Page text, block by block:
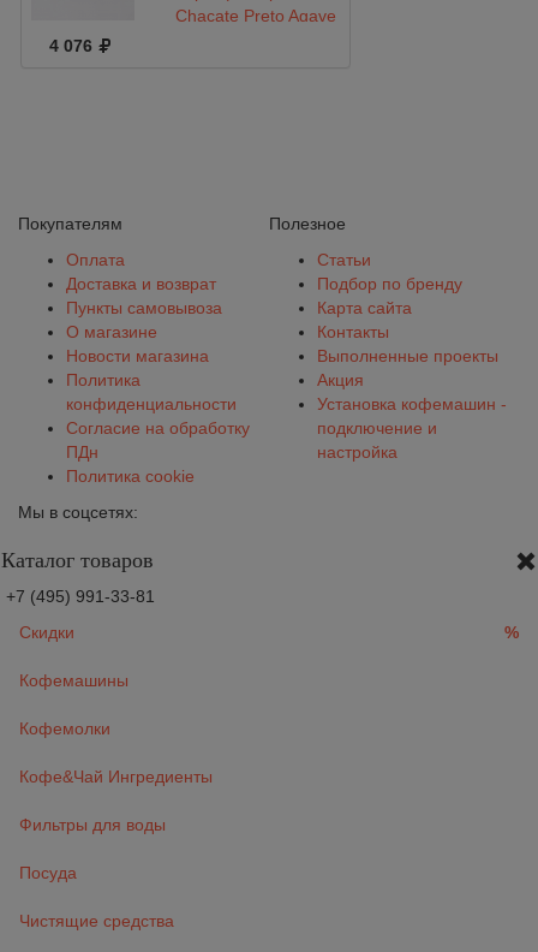
Chacate Preto Agave
4 076
Покупателям
Оплата
Доставка и возврат
Пункты самовывоза
О магазине
Новости магазина
Политика
конфиденциальности
Согласие на обработку
ПДн
Политика cookie
Полезное
Статьи
Подбор по бренду
Карта сайта
Контакты
Выполненные проекты
Акция
Установка кофемашин -
подключение и
настройка
Мы в соцсетях:
Каталог товаров
+7 (495) 991-33-81
Скидки
%
Кофемашины
Кофемолки
Кофе&Чай Ингредиенты
Фильтры для воды
Посуда
Чистящие средства